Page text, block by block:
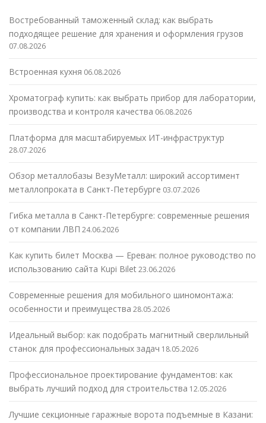
Востребованный таможенный склад: как выбрать
подходящее решение для хранения и оформления грузов
07.08.2026
Встроенная кухня 06.08.2026
Хроматограф купить: как выбрать прибор для лаборатории,
производства и контроля качества 06.08.2026
Платформа для масштабируемых ИТ-инфраструктур
28.07.2026
Обзор металлобазы ВезуМеталл: широкий ассортимент
металлопроката в Санкт-Петербурге 03.07.2026
Гибка металла в Санкт-Петербурге: современные решения
от компании ЛВП 24.06.2026
Как купить билет Москва — Ереван: полное руководство по
использованию сайта Kupi Bilet23.06.2026
Современные решения для мобильного шиномонтажа:
особенности и преимущества 28.05.2026
Идеальный выбор: как подобрать магнитный сверлильный
станок для профессиональных задач 18.05.2026
Профессиональное проектирование фундаментов: как
выбрать лучший подход для строительства 12.05.2026
Лучшие секционные гаражные ворота подъемные в Казани: